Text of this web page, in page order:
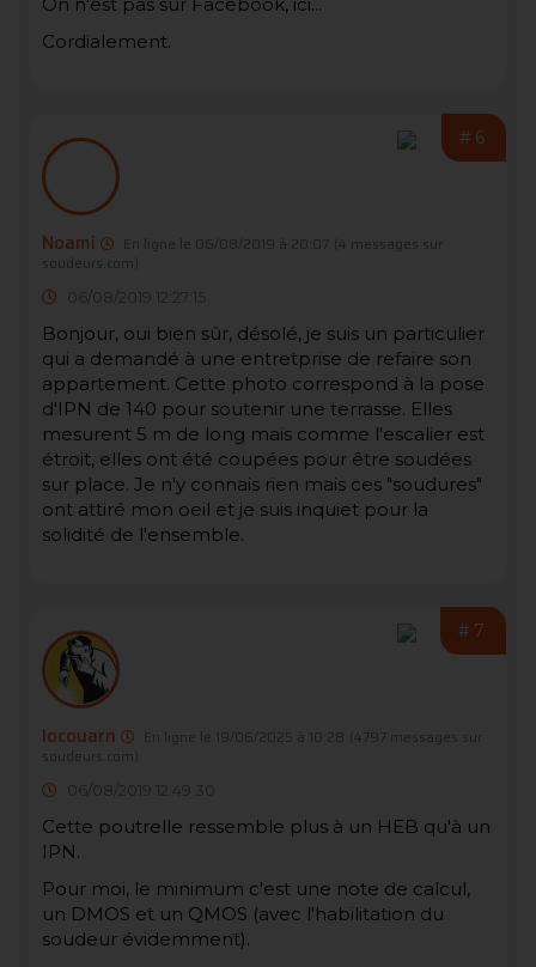
Cordialement.
#6
Noami En ligne le 06/08/2019 à 20:07
(4 messages sur
soudeurs.com)
06/08/2019 12:27:15
Bonjour, oui bien sûr, désolé, je suis un particulier
qui a demandé à une entretprise de refaire son
appartement. Cette photo correspond à la pose
d'IPN de 140 pour soutenir une terrasse. Elles
mesurent 5 m de long mais comme l'escalier est
étroit, elles ont été coupées pour être soudées
sur place. Je n'y connais rien mais ces "soudures"
ont attiré mon oeil et je suis inquiet pour la
solidité de l'ensemble.
#7
locouarn En ligne le 19/06/2025 à 10:28
(4797 messages sur
soudeurs.com)
06/08/2019 12:49:30
Cette poutrelle ressemble plus à un HEB qu'à un
IPN.
Pour moi, le minimum c'est une note de calcul,
un DMOS et un QMOS (avec l'habilitation du
soudeur évidemment).